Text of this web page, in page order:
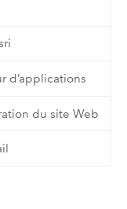
d’applications
du site Web